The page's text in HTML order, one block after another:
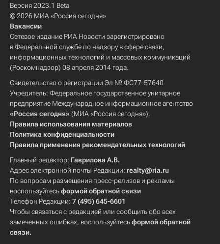
Версия 2023.1 Beta
© 2026 МИА «Россия сегодня»
Вакансии
Сетевое издание РИА Новости зарегистрировано
в Федеральной службе по надзору в сфере связи,
информационных технологий и массовых коммуникаций
(Роскомнадзор) 08 апреля 2014 года.
Свидетельство о регистрации Эл № ФС77-57640
Учредитель: Федеральное государственное унитарное
предприятие Международное информационное агентство
«Россия сегодня» (МИА «Россия сегодня»).
Правила использования материалов
Политика конфиденциальности
Правила применения рекомендательных технологий
Главный редактор: Гаврилова А.В.
Адрес электронной почты Редакции: realty@ria.ru
По вопросам размещения пресс-релизов и рекламы
воспользуйтесьформой обратной связи
Телефон Редакции: 7 (495) 645-6601
Чтобы связаться с редакцией или сообщить обо всех
замеченных ошибках, воспользуйтесьформой обратной
связи.